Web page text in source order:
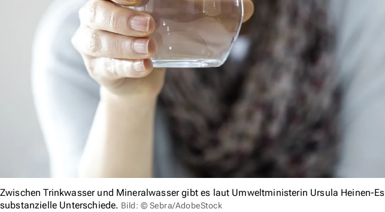
Zwischen Trinkwasser und Mineralwasser gibt es laut Umweltministerin Ursula Heinen-
substanzielle Unterschiede. Bild: © Sebra/AdobeStock